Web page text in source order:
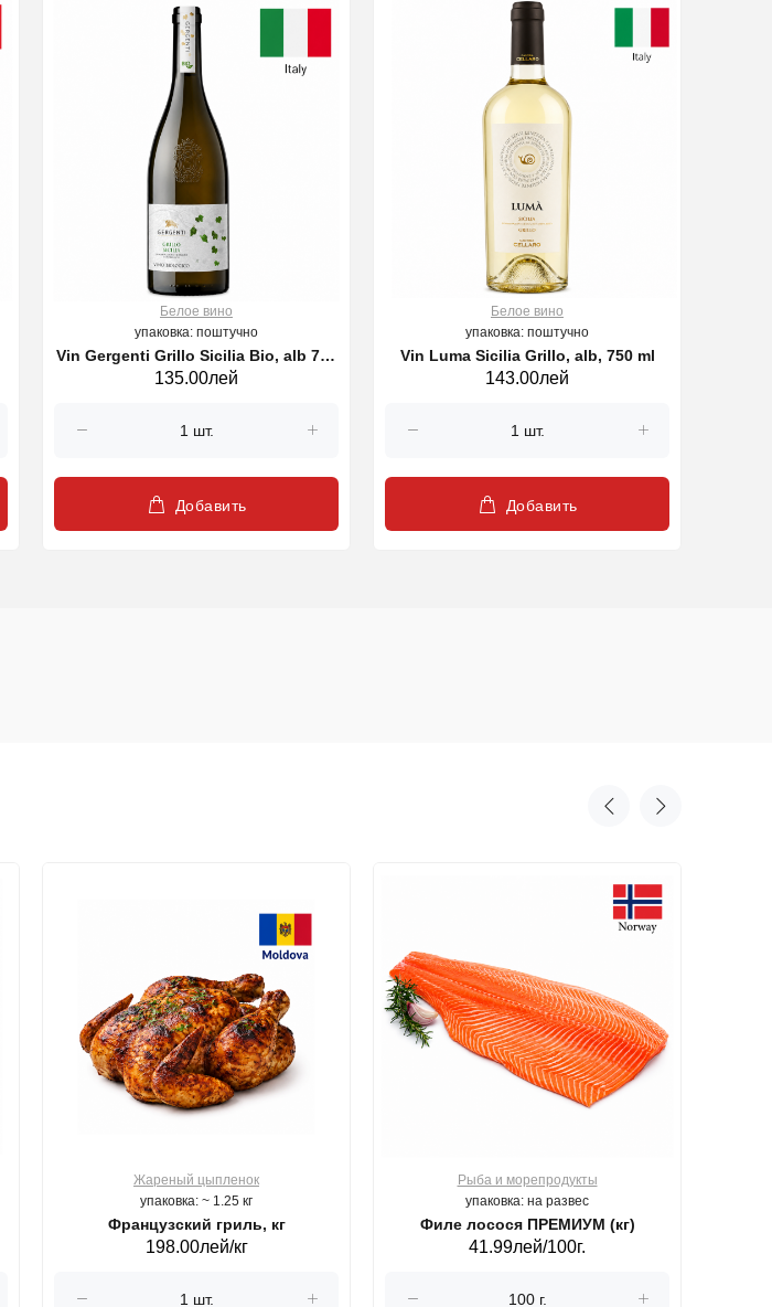
Белое вино
упаковка: поштучно
Vin Gergenti Grillo Sicilia Bio, alb 750
ml
135.00лей
Добавить
Белое вино
упаковка: поштучно
Vin Luma Sicilia Grillo, alb, 750 ml
143.00лей
Добавить
Жареный цыпленок
упаковка: ~ 1.25 кг
Французский гриль, кг
198.00лей/кг
Рыба и морепродукты
упаковка: на развес
Филе лосося ПРЕМИУМ (кг)
41.99лей/100г.